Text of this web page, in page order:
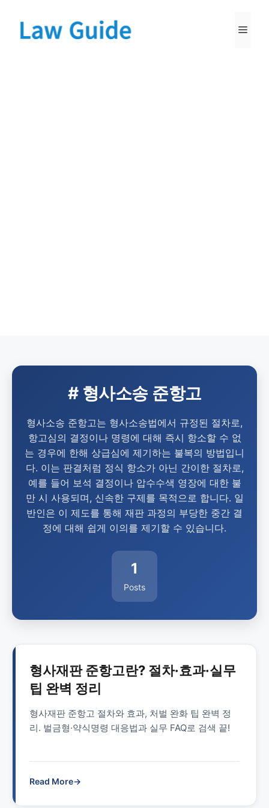
# 형사소송 준항고
형사소송 준항고는 형사소송법에서 규정된 절차로,
항고심의 결정이나 명령에 대해 즉시 항소할 수 없
는 경우에 한해 상급심에 제기하는 불복의 방법입니
다. 이는 판결처럼 정식 항소가 아닌 간이한 절차로,
예를 들어 보석 결정이나 압수수색 영장에 대한 불
만 시 사용되며, 신속한 구제를 목적으로 합니다. 일
반인은 이 제도를 통해 재판 과정의 부당한 중간 결
정에 대해 쉽게 이의를 제기할 수 있습니다.
1
Posts
형사재판 준항고란? 절차·효과·실무
팁 완벽 정리
형사재판 준항고 절차와 효과, 처벌 완화 팁 완벽 정
리. 벌금형·약식명령 대응법과 실무 FAQ로 검색 끝!
Read More→